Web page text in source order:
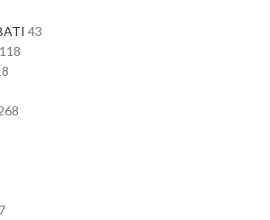
43
118